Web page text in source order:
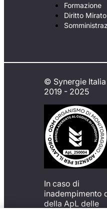
Formazione
Diritto Mirato
© Synergie Italia
2019 - 2025
In caso di
inadempimento
della ApL delle